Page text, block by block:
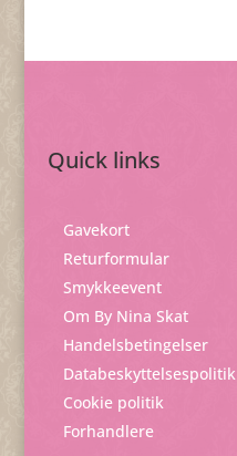
Quick links
Gavekort
Returformular
Smykkeevent
Om By Nina Skat
Handelsbetingelser
Databeskyttelsespolitik
Cookie politik
Forhandlere